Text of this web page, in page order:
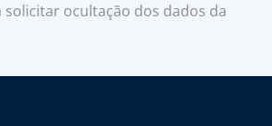
solicitar ocultação dos dados da